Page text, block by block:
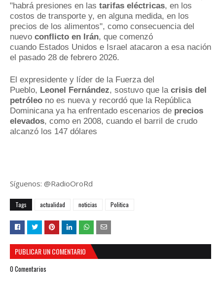
"habrá presiones en las tarifas eléctricas, en los
costos de transporte y, en alguna medida, en los
precios de los alimentos", como consecuencia del
nuevo conflicto en Irán, que comenzó
cuando Estados Unidos e Israel atacaron a esa nación
el pasado 28 de febrero 2026.
El expresidente y líder de la Fuerza del
Pueblo, Leonel Fernández, sostuvo que la crisis del
petróleo no es nueva y recordó que la República
Dominicana ya ha enfrentado escenarios de precios
elevados, como en 2008, cuando el barril de crudo
alcanzó los 147 dólares
Síguenos: @RadioOroRd
Tags actualidad noticias Politica
PUBLICAR UN COMENTARIO
0 Comentarios